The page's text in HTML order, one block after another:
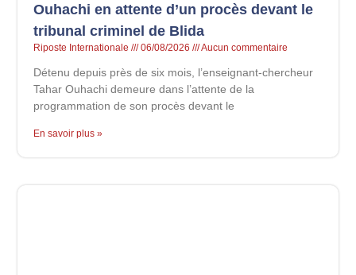
Ouhachi en attente d’un procès devant le
tribunal criminel de Blida
Riposte Internationale 06/08/2026 Aucun commentaire
Détenu depuis près de six mois, l’enseignant-chercheur
Tahar Ouhachi demeure dans l’attente de la
programmation de son procès devant le
En savoir plus »